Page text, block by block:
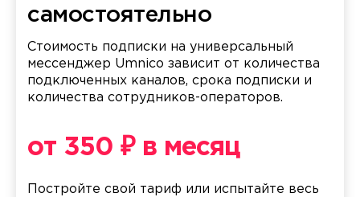
самостоятельно
Стоимость подписки на универсальный
мессенджер Umnico зависит от количества
подключенных каналов, срока подписки и
количества сотрудников-операторов.
от 350 ₽ в месяц
Постройте свой тариф или испытайте весь